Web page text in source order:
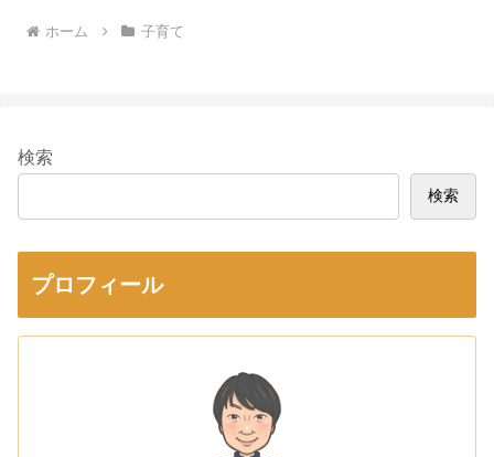
ホーム 子育て
検索
検索
プロフィール